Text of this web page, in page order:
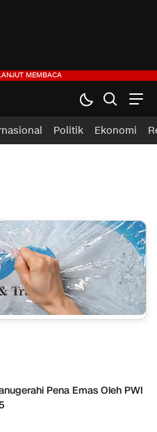
Politik Ekonomi
Pena Emas Oleh PWI